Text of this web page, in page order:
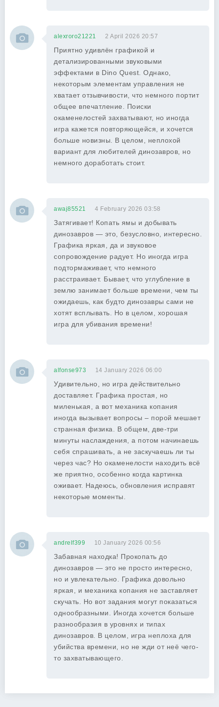
alexroro21221 2 April 2026 20:57
Приятно удивлён графикой и
детализированными звуковыми
эффектами в Dino Quest. Однако,
некоторым элементам управления не
хватает отзывчивости, что немного портит
общее впечатление. Поиски
окаменелостей захватывают, но иногда
игра кажется повторяющейся, и хочется
больше новизны. В целом, неплохой
вариант для любителей динозавров, но
немного доработать стоит.
awaj85521 4 February 2026 03:58
Затягивает! Копать ямы и добывать
динозавров — это, безусловно, интересно.
Графика яркая, да и звуковое
сопровождение радует. Но иногда игра
подтормаживает, что немного
расстраивает. Бывает, что углубление в
землю занимает больше времени, чем ты
ожидаешь, как будто динозавры сами не
хотят всплывать. Но в целом, хорошая
игра для убивания времени!
alfonse973 14 January 2026 06:00
Удивительно, но игра действительно
доставляет. Графика простая, но
миленькая, а вот механика копания
иногда вызывает вопросы – порой мешает
странная физика. В общем, две-три
минуты наслаждения, а потом начинаешь
себя спрашивать, а не заскучаешь ли ты
через час? Но окаменелости находить всё
же приятно, особенно когда картинка
оживает. Надеюсь, обновления исправят
некоторые моменты.
andrelf399 10 January 2026 00:56
Забавная находка! Прокопать до
динозавров — это не просто интересно,
но и увлекательно. Графика довольно
яркая, и механика копания не заставляет
скучать. Но вот задания могут показаться
однообразными. Иногда хочется больше
разнообразия в уровнях и типах
динозавров. В целом, игра неплоха для
убийства времени, но не жди от неё чего-
то захватывающего.